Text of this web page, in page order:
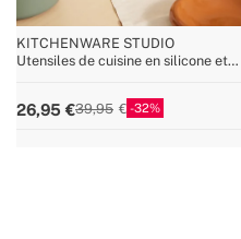
KITCHENWARE STUDIO
Utensiles de cuisine en silicone et
26,95 39,95 32